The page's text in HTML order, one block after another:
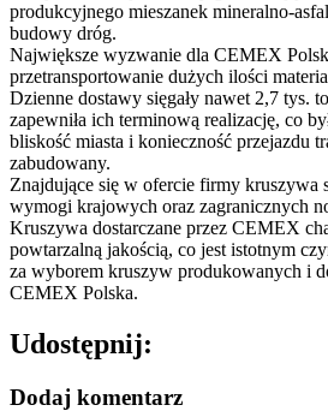
produkcyjnego mieszanek mineralno-
budowy dróg.
Największe wyzwanie dla CEMEX
przetransportowanie dużych ilości
Dzienne dostawy sięgały nawet 2,7 tys.
zapewniła ich terminową realizację, co
bliskość miasta i konieczność przejazdu
zabudowany.
Znajdujące się w ofercie firmy kruszywa
wymogi krajowych oraz zagranicznych
Kruszywa dostarczane przez CEMEX
powtarzalną jakością, co jest istotnym
za wyborem kruszyw produkowanych i
CEMEX Polska.
Udostępnij:
Dodaj komentarz